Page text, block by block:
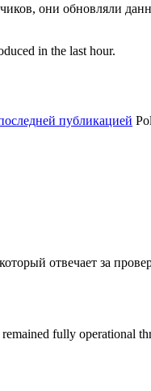
они обновляли
in the last hour.
публикацией
отвечает за
fully operational